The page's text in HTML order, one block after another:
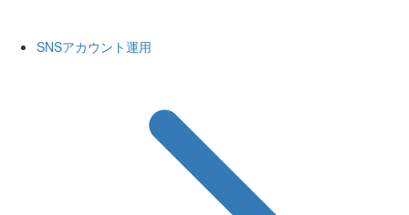
SNSアカウント運用